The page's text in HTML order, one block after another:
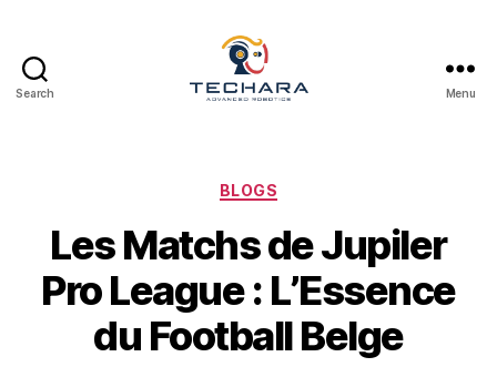
Search Menu
Categories
BLOGS
Les Matchs de Jupiler
Pro League : L’Essence
du Football Belge